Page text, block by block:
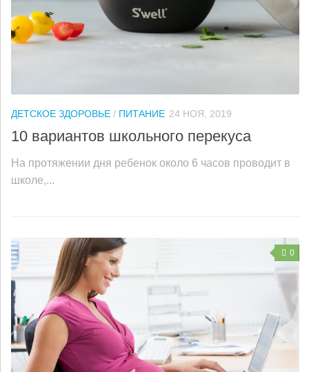
ДЕТСКОЕ ЗДОРОВЬЕ / ПИТАНИЕ 24 НОЯ, 2019
10 вариантов школьного перекуса
На протяжении дня ребенок около 6 часов проводит в
школе,...
0